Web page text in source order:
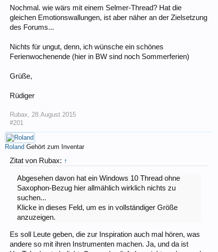
Nochmal. wie wärs mit einem Selmer-Thread? Hat die
gleichen Emotionswallungen, ist aber näher an der Zielsetzung
des Forums...
Nichts für ungut, denn, ich wünsche ein schönes
Ferienwochenende (hier in BW sind noch Sommerferien)
Grüße,
Rüdiger
Rubax, 28.August.2015
#201
Roland Gehört zum Inventar
Zitat von Rubax: ↑
Abgesehen davon hat ein Windows 10 Thread ohne
Saxophon-Bezug hier allmählich wirklich nichts zu
suchen...
Klicke in dieses Feld, um es in vollständiger Größe
anzuzeigen.
Es soll Leute geben, die zur Inspiration auch mal hören, was
andere so mit ihren Instrumenten machen. Ja, und da ist